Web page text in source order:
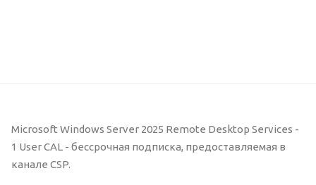
Microsoft Windows Server 2025 Remote Desktop Services -
1 User CAL - бессрочная подписка, предоставляемая в
канале CSP.